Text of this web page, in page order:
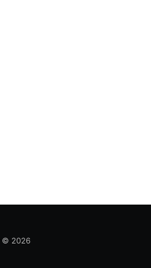
© 2026